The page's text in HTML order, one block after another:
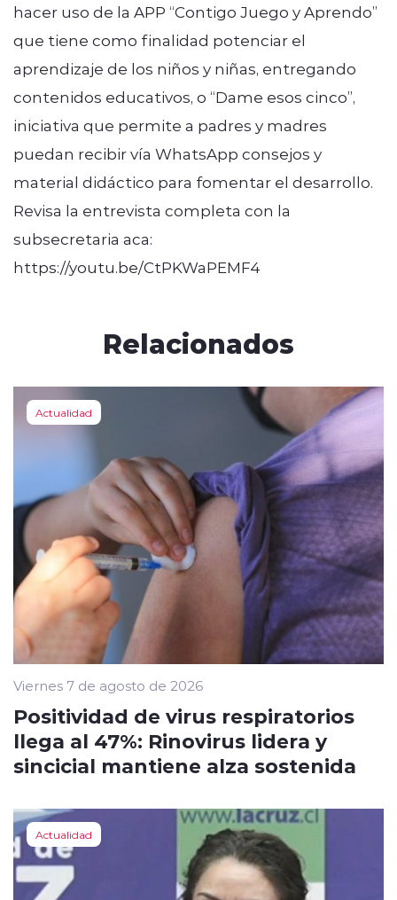
hacer uso de la APP “Contigo Juego y Aprendo”
que tiene como finalidad potenciar el
aprendizaje de los niños y niñas, entregando
contenidos educativos, o “Dame esos cinco”,
iniciativa que permite a padres y madres
puedan recibir vía WhatsApp consejos y
material didáctico para fomentar el desarrollo.
Revisa la entrevista completa con la
subsecretaria aca:
https://youtu.be/CtPKWaPEMF4
Relacionados
Actualidad
Viernes 7 de agosto de 2026
Positividad de virus respiratorios
llega al 47%: Rinovirus lidera y
sincicial mantiene alza sostenida
Actualidad